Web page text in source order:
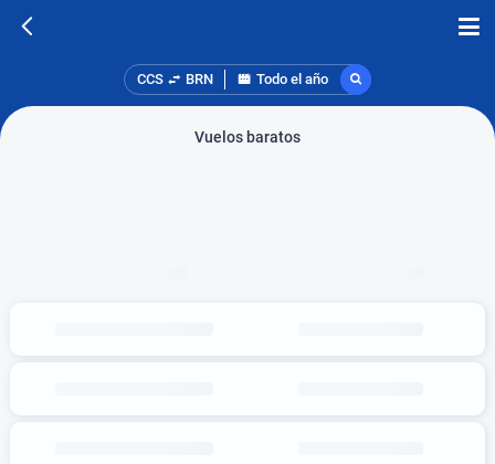
CCS BRN Todo el año
Vuelos baratos